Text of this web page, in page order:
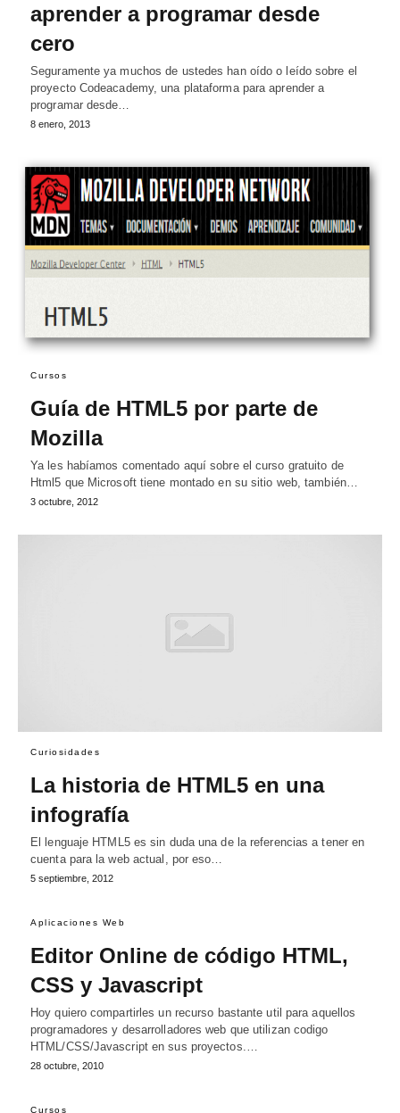
aprender a programar desde
cero
Seguramente ya muchos de ustedes han oído o leído sobre el
proyecto Codeacademy, una plataforma para aprender a
programar desde…
8 enero, 2013
Cursos
Guía de HTML5 por parte de
Mozilla
Ya les habíamos comentado aquí sobre el curso gratuito de
Html5 que Microsoft tiene montado en su sitio web, también…
3 octubre, 2012
Curiosidades
La historia de HTML5 en una
infografía
El lenguaje HTML5 es sin duda una de la referencias a tener en
cuenta para la web actual, por eso…
5 septiembre, 2012
Aplicaciones Web
Editor Online de código HTML,
CSS y Javascript
Hoy quiero compartirles un recurso bastante util para aquellos
programadores y desarrolladores web que utilizan codigo
HTML/CSS/Javascript en sus proyectos.…
28 octubre, 2010
Cursos